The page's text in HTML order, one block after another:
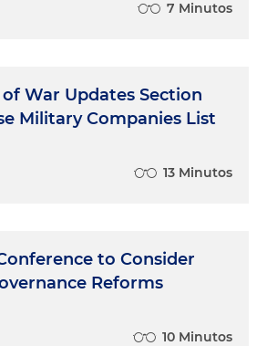
7 Minutos
War Updates Section
Military Companies List
13 Minutos
to Consider
Reforms
10 Minutos